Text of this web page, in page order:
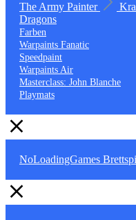
The Army Painter
Dragons
Farben
Warpaints Fanatic
Speedpaint
Warpaints Air
Masterclass: John Blanche
Playmats
NoLoadingGames